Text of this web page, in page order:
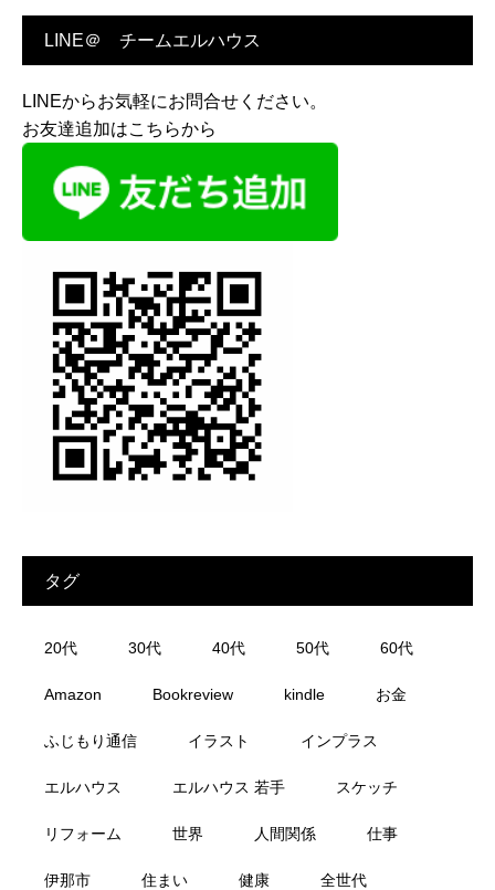
LINE＠ チームエルハウス
LINEからお気軽にお問合せください。
お友達追加はこちらから
タグ
20代 30代 40代 50代 60代
Amazon Bookreview kindle お金
ふじもり通信 イラスト インプラス
エルハウス エルハウス 若手 スケッチ
リフォーム 世界 人間関係 仕事
伊那市 住まい 健康 全世代